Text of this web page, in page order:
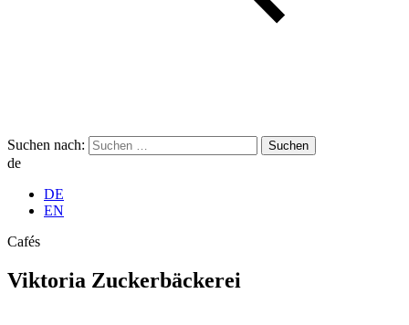
Suchen nach:
de
DE
EN
Cafés
Viktoria Zuckerbäckerei